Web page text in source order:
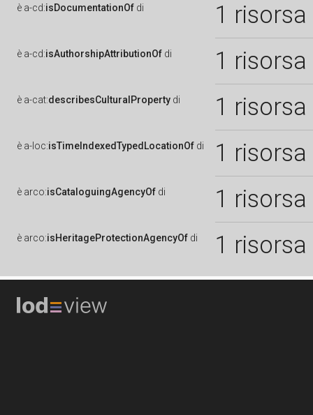
è a-cd:isDocumentationOf di 1 risorsa
è a-cd:isAuthorshipAttributionOf di 1 risorsa
è a-cat:describesCulturalProperty di 1 risorsa
è a-loc:isTimeIndexedTypedLocationOf di 1 risorsa
è arco:isCataloguingAgencyOf di 1 risorsa
è arco:isHeritageProtectionAgencyOf di 1 risorsa